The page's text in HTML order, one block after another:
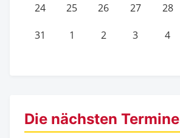
24 25 26 27 28
31 1 2 3 4
Die nächsten Termine